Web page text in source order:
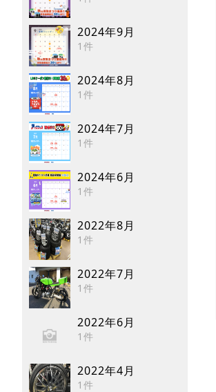
2024年9月
1件
2024年8月
1件
2024年7月
1件
2024年6月
1件
2022年8月
1件
2022年7月
1件
2022年6月
1件
2022年4月
1件